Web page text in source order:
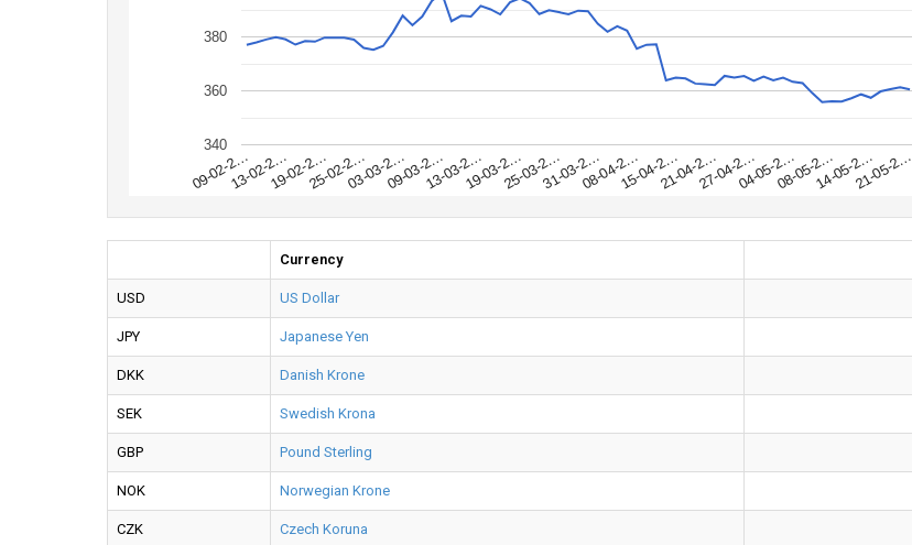
09-02-2…13-02-2…19-02-2…25-02-2…03-03-2…09-03-2…13-03-2…19-03-2…25-03-2…31-03-2…08-04-2…15-04-2…21-04-2…27-04-2…04-05-2…08-05-2…14-05-2…21-05-2…
340
360
380
Currency
USD US Dollar
JPY Japanese Yen
DKK Danish Krone
SEK Swedish Krona
GBP Pound Sterling
NOK Norwegian Krone
CZK Czech Koruna